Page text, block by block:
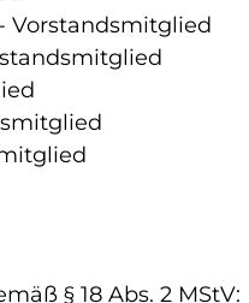
Vorstandsmitglied
§ 18 Abs. 2 MStV: